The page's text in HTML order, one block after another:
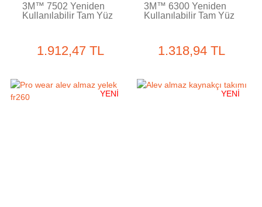
3M™ 7502 Yeniden
Kullanılabilir Tam Yüz
1.912,47 TL
3M™ 6300 Yeniden
Kullanılabilir Tam Yüz
1.318,94 TL
YENİ YENİ